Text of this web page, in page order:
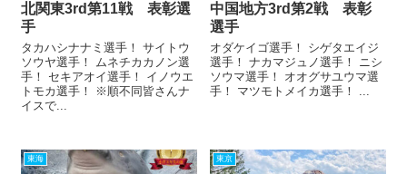
北関東3rd第11戦 表彰選
手
タカハシナナミ選手！ サイトウ
ソウヤ選手！ ムネチカカノン選
手！ セキアオイ選手！ イノウエ
トモカ選手！ ※順不同皆さんナ
イスで...
中国地方3rd第2戦 表彰
選手
オダケイゴ選手！ シゲタエイジ
選手！ ナカマジュノ選手！ ニシ
ソウマ選手！ オオグサユウマ選
手！ マツモトメイカ選手！ ...
東海 東京